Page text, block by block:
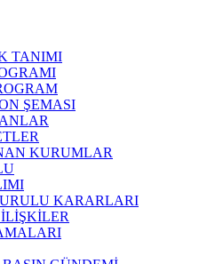
TANIMI
ŞEMASI
KURUMLAR
KARARLARI